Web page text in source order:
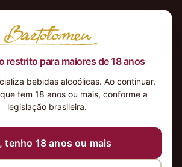
restrito para maiores de 18 anos
bebidas alcoólicas. Ao continuar,
tem 18 anos ou mais, conforme a
legislação brasileira.
tenho 18 anos ou mais